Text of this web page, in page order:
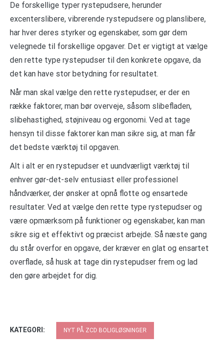
De forskellige typer rystepudsere, herunder
excenterslibere, vibrerende rystepudsere og planslibere,
har hver deres styrker og egenskaber, som gør dem
velegnede til forskellige opgaver. Det er vigtigt at vælge
den rette type rystepudser til den konkrete opgave, da
det kan have stor betydning for resultatet.
Når man skal vælge den rette rystepudser, er der en
række faktorer, man bør overveje, såsom slibefladen,
slibehastighed, støjniveau og ergonomi. Ved at tage
hensyn til disse faktorer kan man sikre sig, at man får
det bedste værktøj til opgaven.
Alt i alt er en rystepudser et uundværligt værktøj til
enhver gør-det-selv entusiast eller professionel
håndværker, der ønsker at opnå flotte og ensartede
resultater. Ved at vælge den rette type rystepudser og
være opmærksom på funktioner og egenskaber, kan man
sikre sig et effektivt og præcist arbejde. Så næste gang
du står overfor en opgave, der kræver en glat og ensartet
overflade, så husk at tage din rystepudser frem og lad
den gøre arbejdet for dig.
KATEGORI: NYT PÅ ZCD BOLIGLØSNINGER